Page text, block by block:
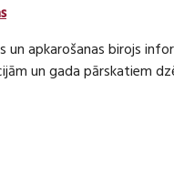
un apkarošanas birojs
un gada pārskatiem